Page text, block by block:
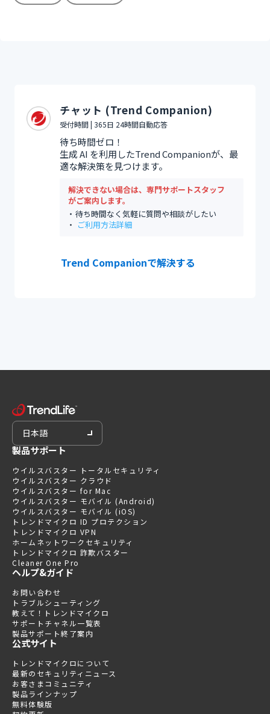
チャット (Trend Companion)
受付時間 | 365日 24時間自動応答
待ち時間ゼロ！
生成 AI を利用したTrend Companionが、最
適な解決策を見つけます。
解決できない場合は、専門サポートスタッフ
がご案内します。
待ち時間なく気軽に質問や相談がしたい
ご利用方法詳細
Trend Companionで解決する
日本語
製品サポート
ウイルスバスター トータルセキュリティ
ウイルスバスター クラウド
ウイルスバスター for Mac
ウイルスバスター モバイル (Android)
ウイルスバスター モバイル (iOS)
トレンドマイクロ ID プロテクション
トレンドマイクロ VPN
ホームネットワークセキュリティ
トレンドマイクロ 詐欺バスター
Cleaner One Pro
ヘルプ&ガイド
お問い合わせ
トラブルシューティング
教えて！トレンドマイクロ
サポートチャネル一覧表
製品サポート終了案内
公式サイト
トレンドマイクロについて
最新のセキュリティニュース
お客さまコミュニティ
製品ラインナップ
無料体験版